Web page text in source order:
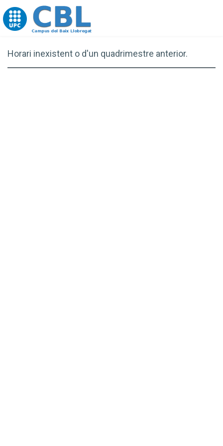
Go to upc.edu
Horari inexistent o d'un quadrimestre anterior.